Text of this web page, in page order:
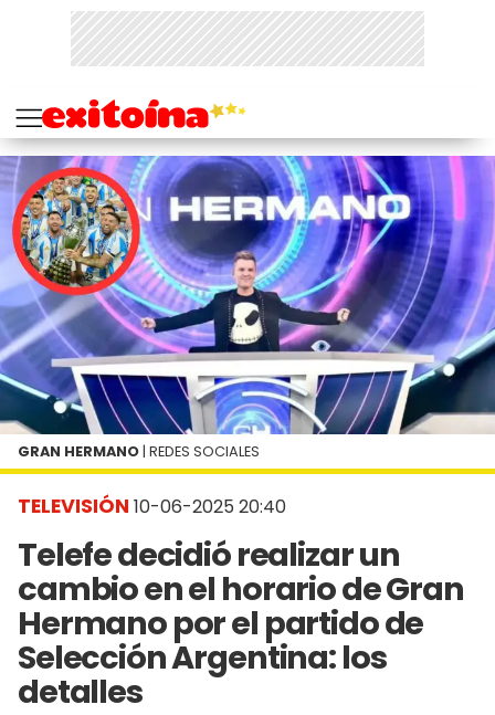
TELEVISIÓN 10-06-2025 20:40
Telefe decidió realizar un
cambio en el horario de Gran
Hermano por el partido de
Selección Argentina: los
detalles
GRAN HERMANO | REDES SOCIALES